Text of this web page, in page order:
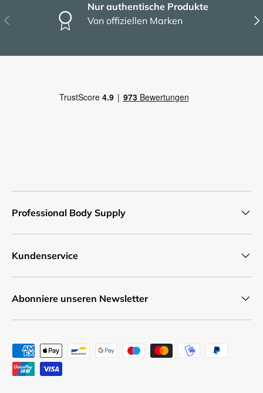
Vorherige
Nur authentische Produkte
Von offiziellen Marken
Professional Body Supply
Kundenservice
Abonniere unseren Newsletter
Zahlungsmethoden